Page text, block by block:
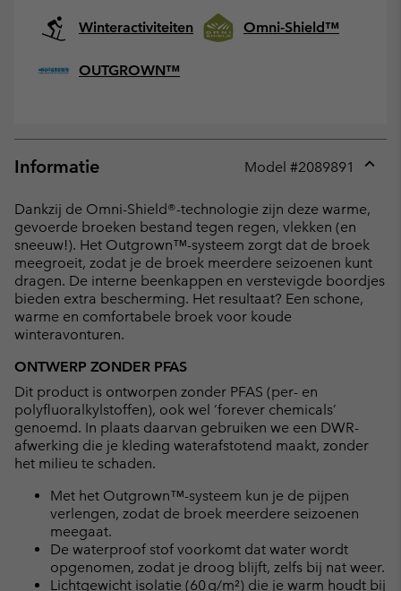
Winteractiviteiten Omni-Shield™
OUTGROWN™
Informatie Model #2089891
Dankzij de Omni-Shield®-technologie zijn deze warme,
gevoerde broeken bestand tegen regen, vlekken (en
sneeuw!). Het Outgrown™-systeem zorgt dat de broek
meegroeit, zodat je de broek meerdere seizoenen kunt
dragen. De interne beenkappen en verstevigde boordjes
bieden extra bescherming. Het resultaat? Een schone,
warme en comfortabele broek voor koude
winteravonturen.
ONTWERP ZONDER PFAS
Dit product is ontworpen zonder PFAS (per- en
polyfluoralkylstoffen), ook wel ‘forever chemicals’
genoemd. In plaats daarvan gebruiken we een DWR-
afwerking die je kleding waterafstotend maakt, zonder
het milieu te schaden.
Met het Outgrown™-systeem kun je de pijpen
verlengen, zodat de broek meerdere seizoenen
meegaat.
De waterproof stof voorkomt dat water wordt
opgenomen, zodat je droog blijft, zelfs bij nat weer.
Lichtgewicht isolatie (60 g/m²) die je warm houdt bij